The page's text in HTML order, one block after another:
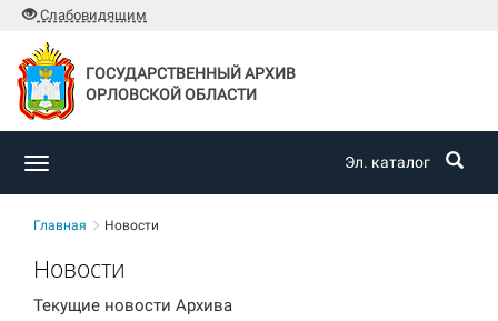
Слабовидящим
ГОСУДАРСТВЕННЫЙ АРХИВ
ОРЛОВСКОЙ ОБЛАСТИ
Toggle
Эл. каталог
Главная Новости
Новости
Текущие новости Архива